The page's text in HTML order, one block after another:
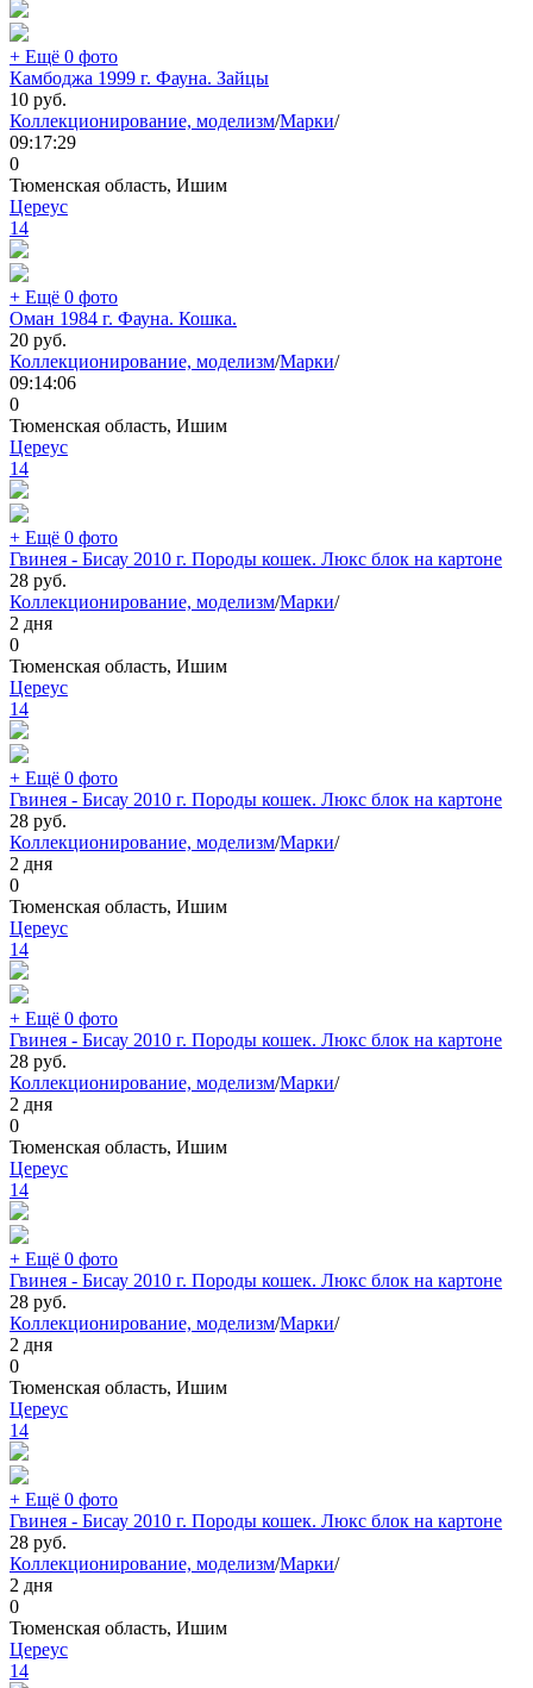
+ Ещё 0 фото
Камбоджа 1999 г. Фауна. Зайцы
10 руб.
Коллекционирование, моделизм/Марки/
09:17:29
0
Тюменская область, Ишим
Цереус
14
+ Ещё 0 фото
Оман 1984 г. Фауна. Кошка.
20 руб.
Коллекционирование, моделизм/Марки/
09:14:06
0
Тюменская область, Ишим
Цереус
14
+ Ещё 0 фото
Гвинея - Бисау 2010 г. Породы кошек. Люкс блок на картоне
28 руб.
Коллекционирование, моделизм/Марки/
2 дня
0
Тюменская область, Ишим
Цереус
14
+ Ещё 0 фото
Гвинея - Бисау 2010 г. Породы кошек. Люкс блок на картоне
28 руб.
Коллекционирование, моделизм/Марки/
2 дня
0
Тюменская область, Ишим
Цереус
14
+ Ещё 0 фото
Гвинея - Бисау 2010 г. Породы кошек. Люкс блок на картоне
28 руб.
Коллекционирование, моделизм/Марки/
2 дня
0
Тюменская область, Ишим
Цереус
14
+ Ещё 0 фото
Гвинея - Бисау 2010 г. Породы кошек. Люкс блок на картоне
28 руб.
Коллекционирование, моделизм/Марки/
2 дня
0
Тюменская область, Ишим
Цереус
14
+ Ещё 0 фото
Гвинея - Бисау 2010 г. Породы кошек. Люкс блок на картоне
28 руб.
Коллекционирование, моделизм/Марки/
2 дня
0
Тюменская область, Ишим
Цереус
14